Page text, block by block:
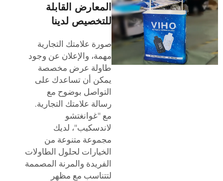
المعارض القابلة
للتخصيص لدينا
صورة علامتك التجارية
مهمة، والإعلان عن وجود
طاولة عرض مخصصة
يمكن أن تساعدك على
التواصل بوضوح مع
رسالة علامتك التجارية.
مع "غوانغتشو
لاندسكيب"، لديك
مجموعة متنوعة من
الخيارات لحلول الطاولات
الفريدة والمرنة المصممة
لتتناسب مع مظهر